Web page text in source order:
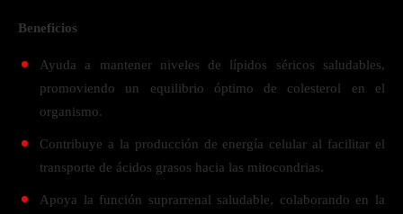
Beneficios
Ayuda a mantener niveles de lípidos séricos saludables,
promoviendo un equilibrio óptimo de colesterol en el
organismo.
Contribuye a la producción de energía celular al facilitar el
transporte de ácidos grasos hacia las mitocondrias.
Apoya la función suprarrenal saludable, colaborando en la